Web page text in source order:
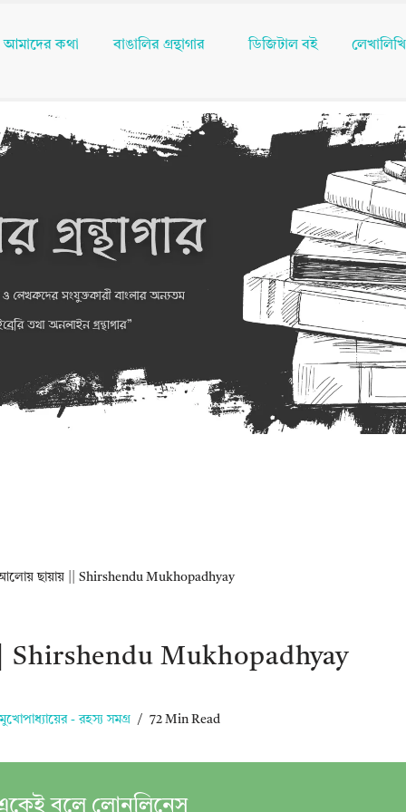
আমাদের কথা বাঙালির গ্রন্থাগার ডিজিটাল বই লেখালিখি
ছায়ায় || Shirshendu Mukhopadhyay
Shirshendu Mukhopadhyay
মুখোপাধ্যায়ের - রহস্য সমগ্র 72 Min Read
বলে লোনলিনেস